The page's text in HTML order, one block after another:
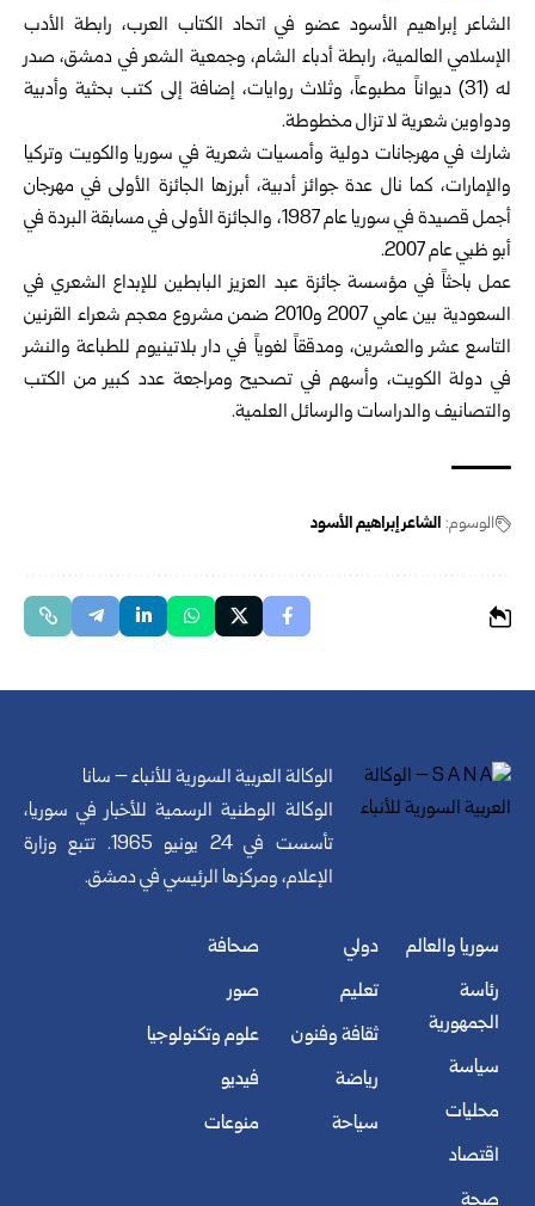
الشاعر إبراهيم الأسود عضو في اتحاد الكتاب العرب، رابطة الأدب
الإسلامي العالمية، رابطة أدباء الشام، وجمعية الشعر في دمشق، صدر
له (31) ديواناً مطبوعاً، وثلاث روايات، إضافة إلى كتب بحثية وأدبية
ودواوين شعرية لا تزال مخطوطة.
شارك في مهرجانات دولية وأمسيات شعرية في سوريا والكويت وتركيا
والإمارات، كما نال عدة جوائز أدبية، أبرزها الجائزة الأولى في مهرجان
أجمل قصيدة في سوريا عام 1987، والجائزة الأولى في مسابقة البردة في
أبو ظبي عام 2007.
عمل باحثاً في مؤسسة جائزة عبد العزيز البابطين للإبداع الشعري في
السعودية بين عامي 2007 و2010 ضمن مشروع معجم شعراء القرنين
التاسع عشر والعشرين، ومدققاً لغوياً في دار بلاتينيوم للطباعة والنشر
في دولة الكويت، وأسهم في تصحيح ومراجعة عدد كبير من الكتب
والتصانيف والدراسات والرسائل العلمية.
الوسوم: الشاعر إبراهيم الأسود
الوكالة العربية السورية للأنباء – سانا
الوكالة الوطنية الرسمية للأخبار في سوريا،
تأسست في 24 يونيو 1965. تتبع وزارة
الإعلام، ومركزها الرئيسي في دمشق.
سوريا والعالم
رئاسة
الجمهورية
سياسة
محليات
اقتصاد
دولي
تعليم
ثقافة وفنون
رياضة
سياحة
صحافة
صور
علوم وتكنولوجيا
فيديو
منوعات